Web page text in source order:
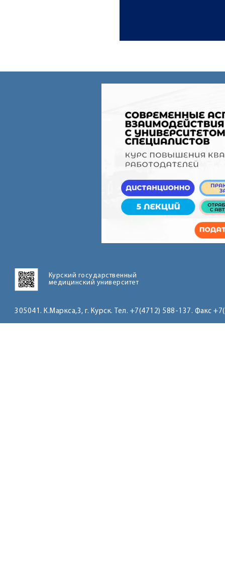
Курский государственный
медицинский университет
305041. К.Маркса,3, г. Курск. Тел. +7(4712) 588-137. Факс